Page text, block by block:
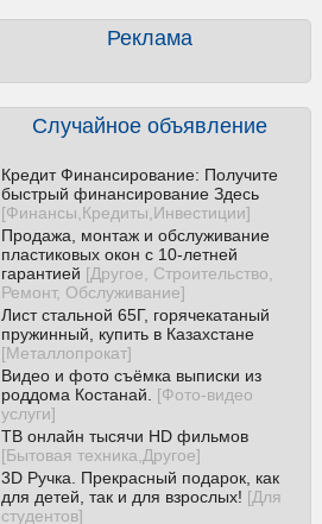
Реклама
Случайное объявление
Кредит Финансирование: Получите
быстрый финансирование Здесь
[Финансы,Кредиты,Инвестиции]
Продажа, монтаж и обслуживание
пластиковых окон с 10-летней
гарантией [Другое, Строительство,
Ремонт, Обслуживание]
Лист стальной 65Г, горячекатаный
пружинный, купить в Казахстане
[Металлопрокат]
Видео и фото съёмка выписки из
роддома Костанай.
[Фото-видео
услуги]
ТВ онлайн тысячи HD фильмов
[Бытовая техника,Другое]
3D Ручка. Прекрасный подарок, как
для детей, так и для взрослых! [Для
студентов]